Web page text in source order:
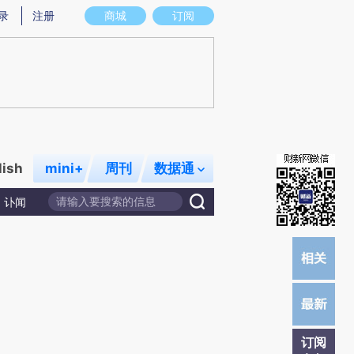
商城 订阅
注册
mini+ 周刊 数据通
讣闻
订阅